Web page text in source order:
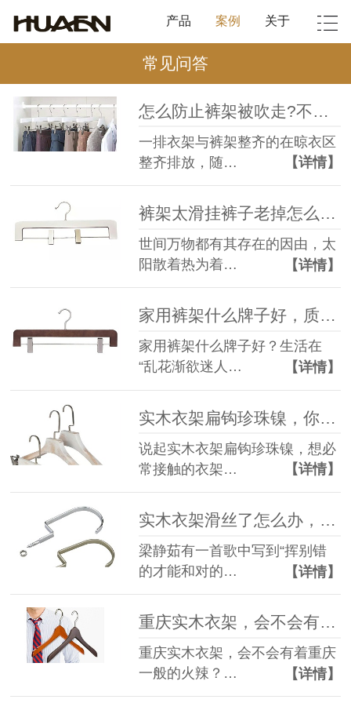
产品 案例 关于
常见问答
怎么防止裤架被吹走?不知道的知道的都进来看看【华恩】
一排衣架与裤架整齐的在晾衣区
整齐排放，随…
【详情】
裤架太滑挂裤子老掉怎么办？这里有妙招【华恩】
世间万物都有其存在的因由，太
阳散着热为着…
【详情】
家用裤架什么牌子好，质量好才是真的好【华恩】
家用裤架什么牌子好？生活在
“乱花渐欲迷人…
【详情】
实木衣架扁钩珍珠镍，你真的了解吗？【华恩】
说起实木衣架扁钩珍珠镍，想必
常接触的衣架…
【详情】
实木衣架滑丝了怎么办，让资深厂家告诉你【华恩】
梁静茹有一首歌中写到“挥别错
的才能和对的…
【详情】
重庆实木衣架，会不会有着重庆一般的火辣？【华恩】
重庆实木衣架，会不会有着重庆
一般的火辣？…
【详情】